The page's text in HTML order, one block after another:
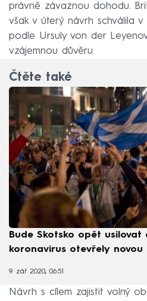
právně závaznou dohodu.
však v úterý návrh schválila
podle Ursuly von der
vzájemnou důvěru.
Čtěte také
Bude Skotsko opět usilovat
koronavirus otevřely novou
9. zář 2020, 06:51
Návrh s cílem zajistit volný